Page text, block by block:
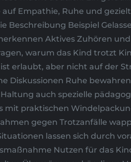
Empathie, Ruhe und
Beschreibung Beispiel
Aktives Zuhören
warum das Kind trotzt
erlaubt, aber nicht auf der
Diskussionen Ruhe
auch spezielle
mit praktischen
gegen Trotzanfälle
lassen sich durch
Nutzen für das